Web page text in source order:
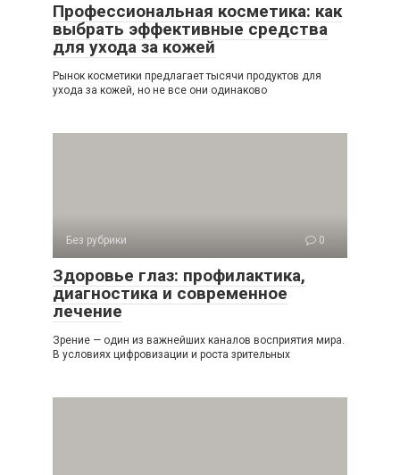
Профессиональная косметика: как
выбрать эффективные средства
для ухода за кожей
Рынок косметики предлагает тысячи продуктов для
ухода за кожей, но не все они одинаково
Без рубрики 0
Здоровье глаз: профилактика,
диагностика и современное
лечение
Зрение — один из важнейших каналов восприятия мира.
В условиях цифровизации и роста зрительных